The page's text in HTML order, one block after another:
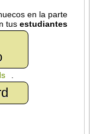
en la parte
tusestudiantes